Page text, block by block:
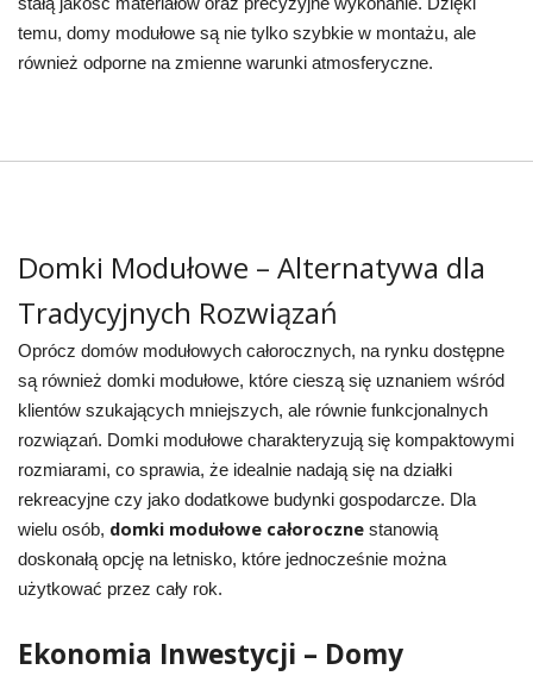
temu, domy modułowe są nie tylko szybkie w montażu, ale
również odporne na zmienne warunki atmosferyczne.
Domki Modułowe – Alternatywa dla
Tradycyjnych Rozwiązań
Oprócz domów modułowych całorocznych, na rynku dostępne
są również domki modułowe, które cieszą się uznaniem wśród
klientów szukających mniejszych, ale równie funkcjonalnych
rozwiązań. Domki modułowe charakteryzują się kompaktowymi
rozmiarami, co sprawia, że idealnie nadają się na działki
rekreacyjne czy jako dodatkowe budynki gospodarcze. Dla
wielu osób, domki modułowe całorocznestanowią
doskonałą opcję na letnisko, które jednocześnie można
użytkować przez cały rok.
Ekonomia Inwestycji – Domy